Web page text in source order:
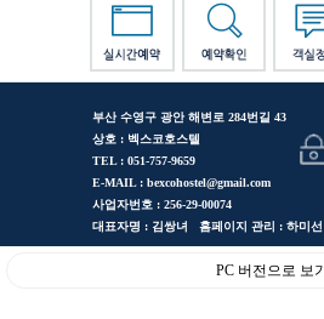
부산 수영구 광안 해변로 284번길 43
상호 : 벡스코호스텔
TEL : 051-757-9659
E-MAIL : bexcohostel@gmail.com
사업자번호 : 256-29-00074
대표자명 : 김쌍녀 홈페이지 관리 : 하미선
PC 버전으로 보기